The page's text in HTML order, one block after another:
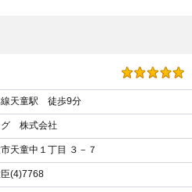
線天童駅 徒歩9分
グ 株式会社
天童中１丁目 ３－７
(4)7768